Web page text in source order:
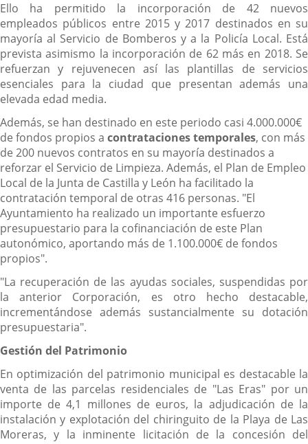
Ello ha permitido la incorporación de 42 nuevos
empleados públicos entre 2015 y 2017 destinados en su
mayoría al Servicio de Bomberos y a la Policía Local. Está
prevista asimismo la incorporación de 62 más en 2018. Se
refuerzan y rejuvenecen así las plantillas de servicios
esenciales para la ciudad que presentan además una
elevada edad media.
Además, se han destinado en este periodo casi 4.000.000€
de fondos propios a contrataciones temporales, con más
de 200 nuevos contratos en su mayoría destinados a
reforzar el Servicio de Limpieza. Además, el Plan de Empleo
Local de la Junta de Castilla y León ha facilitado la
contratación temporal de otras 416 personas. "El
Ayuntamiento ha realizado un importante esfuerzo
presupuestario para la cofinanciación de este Plan
autonómico, aportando más de 1.100.000€ de fondos
propios".
"La recuperación de las ayudas sociales, suspendidas por
la anterior Corporación, es otro hecho destacable,
incrementándose además sustancialmente su dotación
presupuestaria".
Gestión del Patrimonio
En optimización del patrimonio municipal es destacable la
venta de las parcelas residenciales de "Las Eras" por un
importe de 4,1 millones de euros, la adjudicación de la
instalación y explotación del chiringuito de la Playa de Las
Moreras, y la inminente licitación de la concesión del